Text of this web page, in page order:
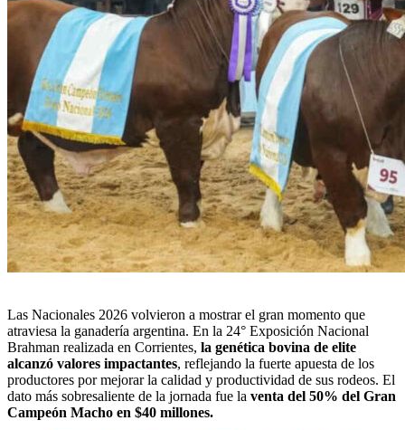
Las Nacionales 2026 volvieron a mostrar el gran momento que
atraviesa la ganadería argentina. En la 24° Exposición Nacional
Brahman realizada en Corrientes, la genética bovina de elite
alcanzó valores impactantes, reflejando la fuerte apuesta de los
productores por mejorar la calidad y productividad de sus rodeos. El
dato más sobresaliente de la jornada fue la venta del 50% del Gran
Campeón Macho en $40 millones.